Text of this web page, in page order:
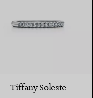
Tiffany Soleste